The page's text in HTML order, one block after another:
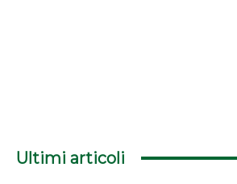
Ultimi articoli